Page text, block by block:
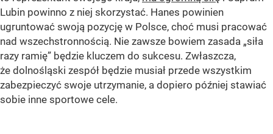
Lubin powinno z niej skorzystać. Hanes powinien
ugruntować swoją pozycję w Polsce, choć musi pracować
nad wszechstronnością. Nie zawsze bowiem zasada „siła
razy ramię” będzie kluczem do sukcesu. Zwłaszcza,
że dolnośląski zespół będzie musiał przede wszystkim
zabezpieczyć swoje utrzymanie, a dopiero później stawiać
sobie inne sportowe cele.